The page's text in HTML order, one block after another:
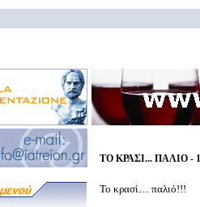
ΤΟ ΚΡΑΣΙ... ΠΑΛΙΟ -
Το κρασί… παλιό!!!